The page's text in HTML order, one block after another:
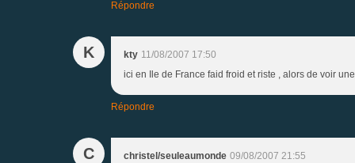
Répondre
K kty 11/08/2007 17:50
ici en Ile de France faid froid et riste , alors de voir
Répondre
C christel/seuleaumonde 09/08/2007 21:55